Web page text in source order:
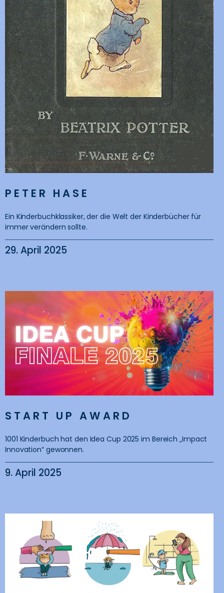
PETER HASE
Ein Kinderbuchklassiker, der die Welt der Kinderbücher für
immer verändern sollte.
29. April 2025
START UP AWARD
1001 Kinderbuch hat den Idea Cup 2025 im Bereich „Impact
Innovation“ gewonnen.
9. April 2025